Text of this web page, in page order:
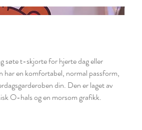
søte t-skjorte for hjerte dag eller
en komfortabel, normal passform,
din. Den er laget av
O-hals og en morsom grafikk.